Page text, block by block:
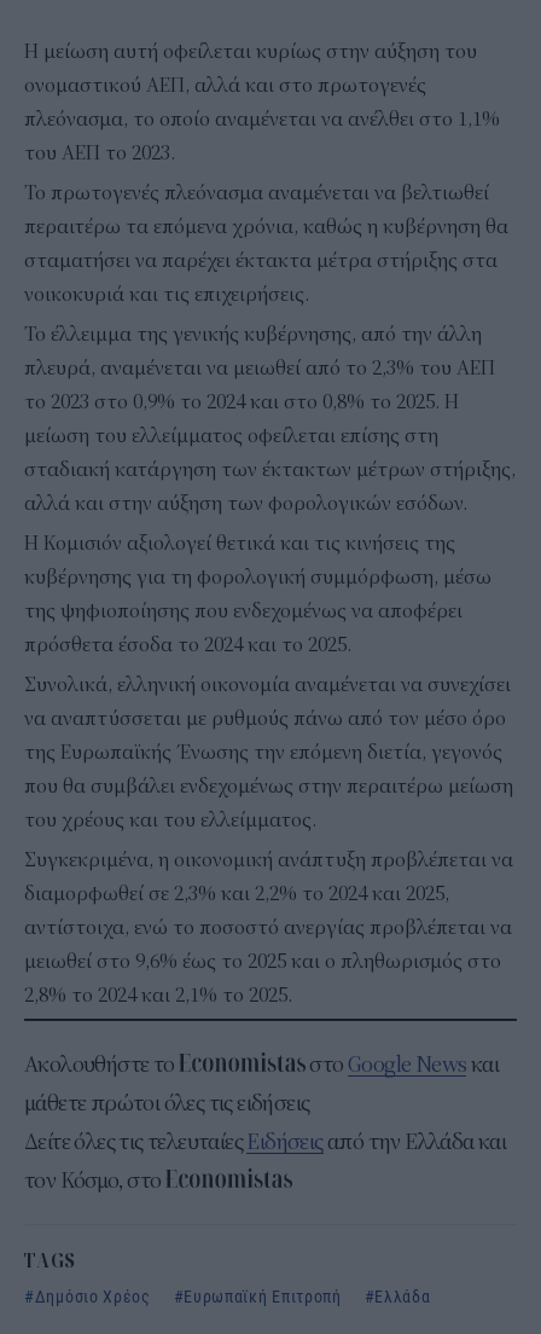
Η μείωση αυτή οφείλεται κυρίως στην αύξηση του
ονομαστικού ΑΕΠ, αλλά και στο πρωτογενές
πλεόνασμα, το οποίο αναμένεται να ανέλθει στο 1,1%
του ΑΕΠ το 2023.
Το πρωτογενές πλεόνασμα αναμένεται να βελτιωθεί
περαιτέρω τα επόμενα χρόνια, καθώς η κυβέρνηση θα
σταματήσει να παρέχει έκτακτα μέτρα στήριξης στα
νοικοκυριά και τις επιχειρήσεις.
Το έλλειμμα της γενικής κυβέρνησης, από την άλλη
πλευρά, αναμένεται να μειωθεί από το 2,3% του ΑΕΠ
το 2023 στο 0,9% το 2024 και στο 0,8% το 2025. Η
μείωση του ελλείμματος οφείλεται επίσης στη
σταδιακή κατάργηση των έκτακτων μέτρων στήριξης,
αλλά και στην αύξηση των φορολογικών εσόδων.
Η Κομισιόν αξιολογεί θετικά και τις κινήσεις της
κυβέρνησης για τη φορολογική συμμόρφωση, μέσω
της ψηφιοποίησης που ενδεχομένως να αποφέρει
πρόσθετα έσοδα το 2024 και το 2025.
Συνολικά, ελληνική οικονομία αναμένεται να συνεχίσει
να αναπτύσσεται με ρυθμούς πάνω από τον μέσο όρο
της Ευρωπαϊκής Ένωσης την επόμενη διετία, γεγονός
που θα συμβάλει ενδεχομένως στην περαιτέρω μείωση
του χρέους και του ελλείμματος.
Συγκεκριμένα, η οικονομική ανάπτυξη προβλέπεται να
διαμορφωθεί σε 2,3% και 2,2% το 2024 και 2025,
αντίστοιχα, ενώ το ποσοστό ανεργίας προβλέπεται να
μειωθεί στο 9,6% έως το 2025 και ο πληθωρισμός στο
2,8% το 2024 και 2,1% το 2025.
Ακολουθήστε το στο Google Newsκαι
μάθετε πρώτοι όλες τις ειδήσεις
Δείτε όλες τις τελευταίεςΕιδήσειςαπό την Ελλάδα και
τον Κόσμο, στο
TAGS
Δημόσιο Χρέος
Ευρωπαϊκή Επιτροπή Ελλάδα